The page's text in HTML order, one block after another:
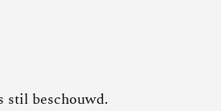
stil beschouwd.